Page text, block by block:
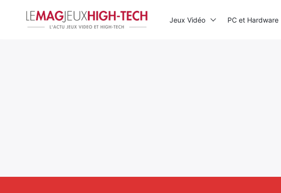
Jeux Vidéo PC et Hardware